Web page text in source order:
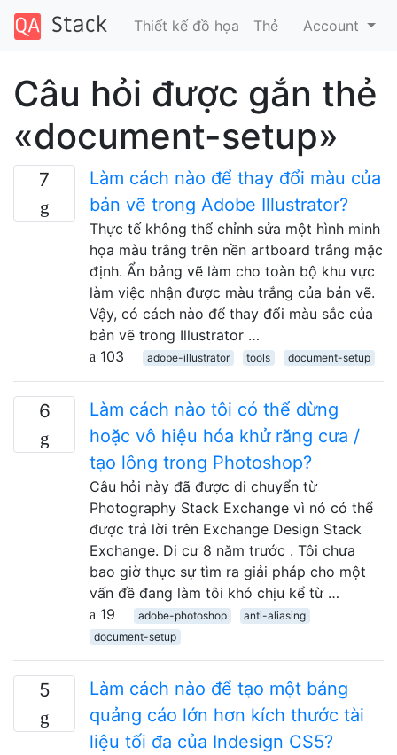
Thiết kế đồ họa Thẻ Account
Câu hỏi được gắn thẻ
«document-setup»
7
Làm cách nào để thay đổi màu của
bản vẽ trong Adobe Illustrator?
Thực tế không thể chỉnh sửa một hình minh
họa màu trắng trên nền artboard trắng mặc
định. Ẩn bảng vẽ làm cho toàn bộ khu vực
làm việc nhận được màu trắng của bản vẽ.
Vậy, có cách nào để thay đổi màu sắc của
bản vẽ trong Illustrator …
103
adobe-illustrator tools document-setup
6
Làm cách nào tôi có thể dừng
hoặc vô hiệu hóa khử răng cưa /
tạo lông trong Photoshop?
Câu hỏi này đã được di chuyển từ
Photography Stack Exchange vì nó có thể
được trả lời trên Exchange Design Stack
Exchange. Di cư 8 năm trước . Tôi chưa
bao giờ thực sự tìm ra giải pháp cho một
vấn đề đang làm tôi khó chịu kể từ …
19
adobe-photoshop
anti-aliasing
document-setup
5
Làm cách nào để tạo một bảng
quảng cáo lớn hơn kích thước tài
liệu tối đa của Indesign CS5?